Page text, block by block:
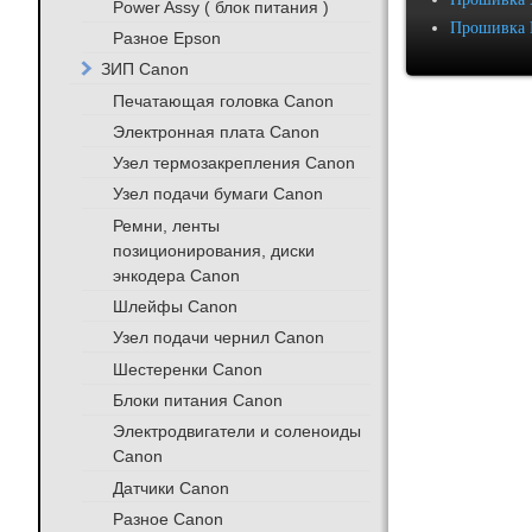
Прошивка
Power Assy ( блок питания )
Разное Epson
ЗИП Canon
Печатающая головка Canon
Электронная плата Canon
Узел термозакрепления Canon
Узел подачи бумаги Canon
Ремни, ленты
позиционирования, диски
энкодера Canon
Шлейфы Canon
Узел подачи чернил Canon
Шестеренки Canon
Блоки питания Canon
Электродвигатели и соленоиды
Canon
Датчики Canon
Разное Canon